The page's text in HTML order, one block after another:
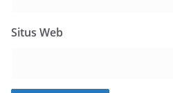
Situs Web